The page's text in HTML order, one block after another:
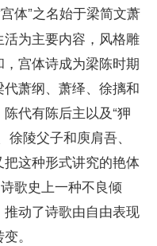
体”之名始于梁简文萧
为主要内容，风格雕
宫体诗成为梁陈时期
萧纲、萧绎、徐摛和
代有陈后主以及“狎
陵父子和庾肩吾、
这种形式讲究的艳体
歌史上一种不良倾
动了诗歌由自由表现
。